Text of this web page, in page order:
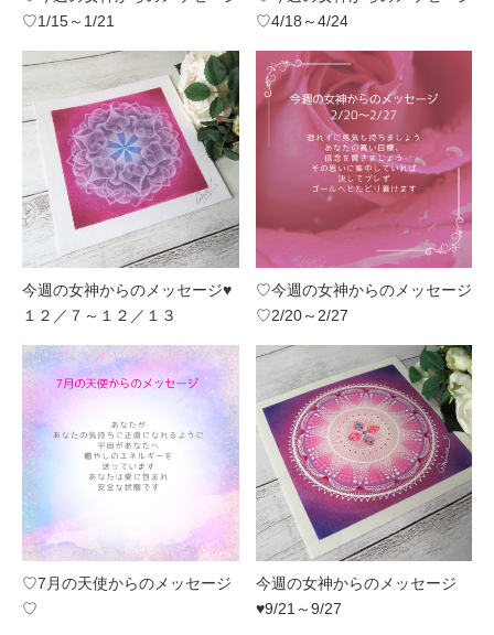
♡1/15～1/21
♡4/18～4/24
今週の女神からのメッセージ♥
１２／７～１２／１３
♡今週の女神からのメッセージ
♡2/20～2/27
♡7月の天使からのメッセージ
♡
今週の女神からのメッセージ
♥9/21～9/27